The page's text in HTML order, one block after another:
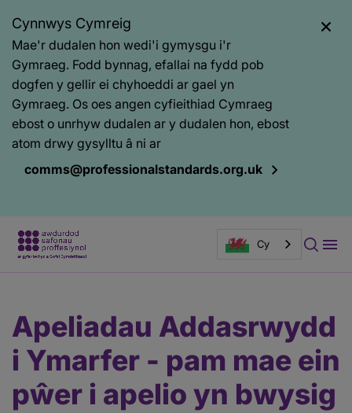
Cynnwys Cymreig
Mae'r dudalen hon wedi'i gymysgu i'r
Gymraeg. Fodd bynnag, efallai na fydd pob
dogfen y gellir ei chyhoeddi ar gael yn
Gymraeg. Os oes angen cyfieithiad Cymraeg
ebost o unrhyw dudalen ar y dudalen hon, ebost
atom drwy gysylltu â ni ar
comms@professionalstandards.org.uk
Cy
gynnwys
tudalen
Apeliadau Addasrwydd
i Ymarfer - pam mae ein
pŵer i apelio yn bwysig